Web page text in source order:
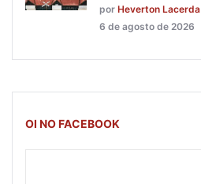
por Heverton Lacerda
6 de agosto de 2026
OI NO FACEBOOK